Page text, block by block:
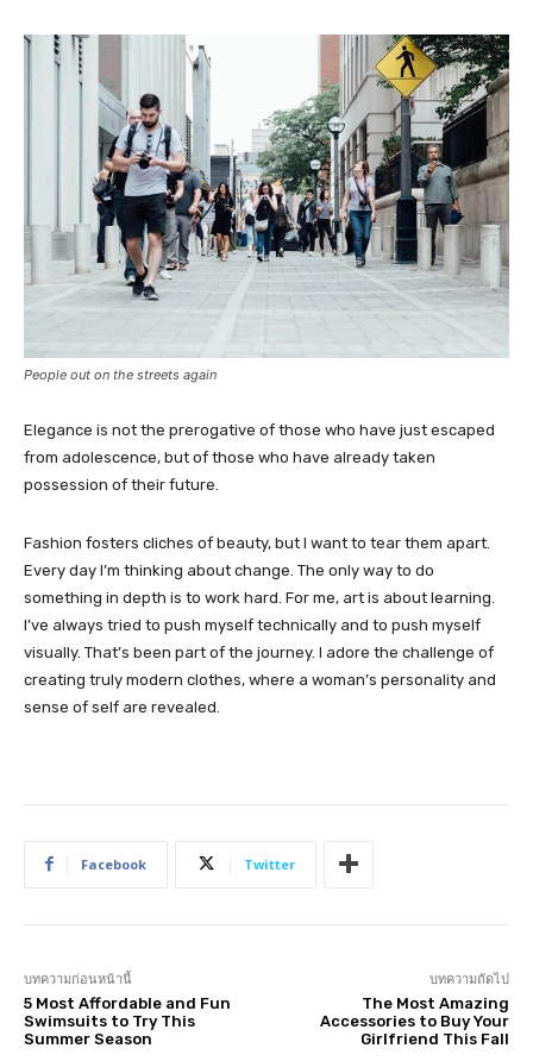
People out on the streets again
Elegance is not the prerogative of those who have just escaped
from adolescence, but of those who have already taken
possession of their future.
Fashion fosters cliches of beauty, but I want to tear them apart.
Every day I’m thinking about change. The only way to do
something in depth is to work hard. For me, art is about learning.
I’ve always tried to push myself technically and to push myself
visually. That’s been part of the journey. I adore the challenge of
creating truly modern clothes, where a woman’s personality and
sense of self are revealed.
Facebook Twitter
บทความก่อนหน้านี้
5 Most Affordable and Fun
Swimsuits to Try This
Summer Season
บทความถัดไป
The Most Amazing
Accessories to Buy Your
Girlfriend This Fall